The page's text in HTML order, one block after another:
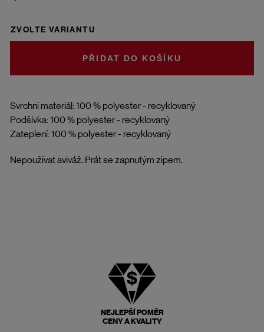
Svrchní materiál: 100 % polyester - recyklovaný
Podšívka: 100 % polyester - recyklovaný
Zateplení: 100 % polyester - recyklovaný
Nepoužívat aviváž. Prát se zapnutým zipem.
ZVOLTE VARIANTU
DO KOŠÍKU
NEJLEPŠÍ POMĚR
CENY A KVALITY